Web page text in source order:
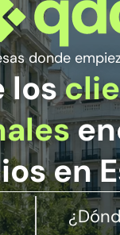
los
en
donde